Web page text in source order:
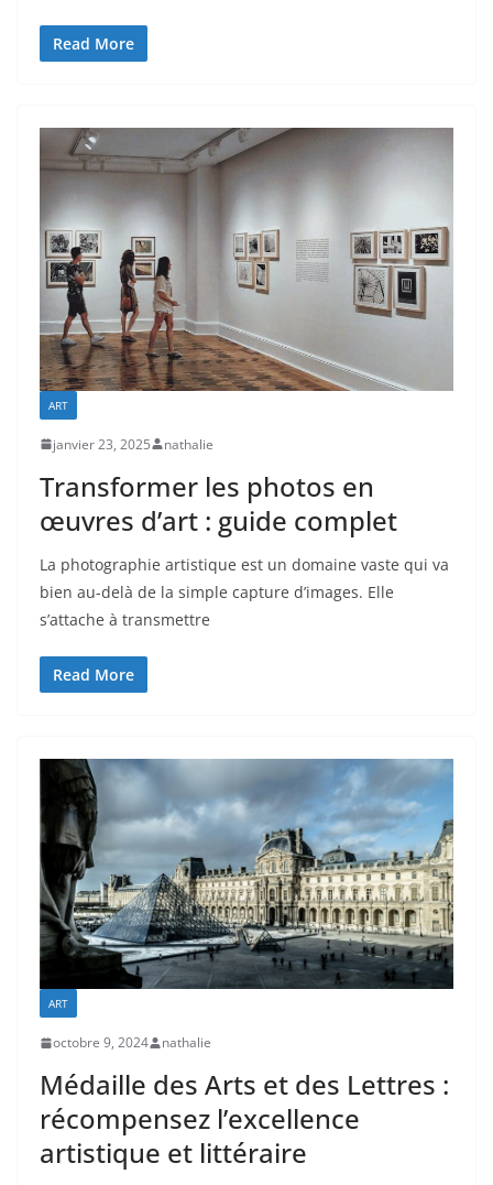
Read More
ART
janvier 23, 2025 nathalie
Transformer les photos en
œuvres d’art : guide complet
La photographie artistique est un domaine vaste qui va
bien au-delà de la simple capture d’images. Elle
s’attache à transmettre
Read More
ART
octobre 9, 2024 nathalie
Médaille des Arts et des Lettres :
récompensez l’excellence
artistique et littéraire